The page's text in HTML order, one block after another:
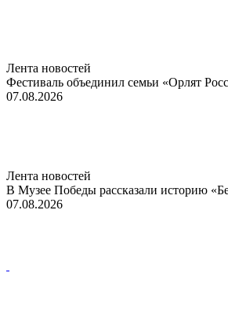
Лента новостей
Фестиваль объединил семьи «Орлят
07.08.2026
Лента новостей
В Музее Победы рассказали историю
07.08.2026